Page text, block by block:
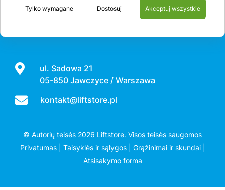
Aptarnavimas
ul. Sadowa 21
05-850 Jawczyce / Warszawa
kontakt@liftstore.pl
© Autorių teisės 2026 Liftstore. Visos teisės saugomos
Privatumas| Taisyklės ir sąlygos| Grąžinimai ir skundai|
Atsisakymo forma
Dostosuj
Tylko wymagane Akceptuj wszystkie